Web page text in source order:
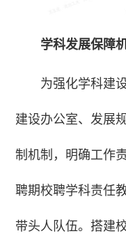
学科发展保障
为强化学科建
建设办公室、发展
制机制，明确工作
聘期校聘学科责任
带头人队伍。搭建